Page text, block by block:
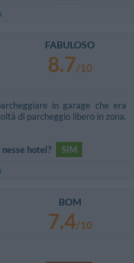
FABULOSO
8.7/10
in garage che era
di parcheggio libero in zona.
hotel?
SIM
BOM
7.4/10